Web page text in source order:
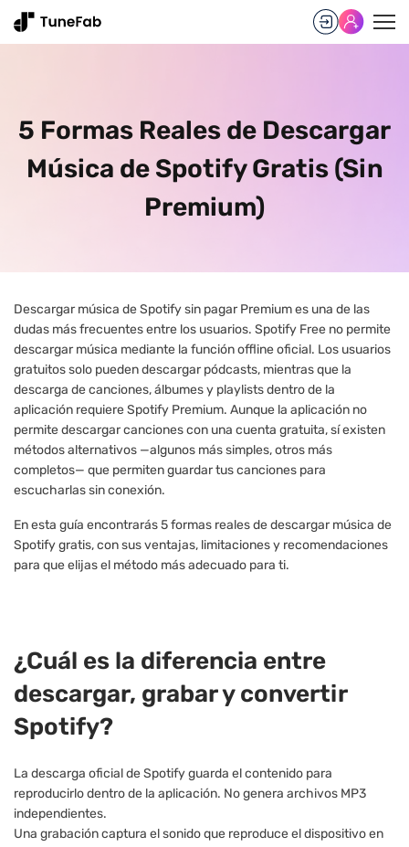
5 Formas Reales de Descargar
Música de Spotify Gratis (Sin
Premium)
Descargar música de Spotify sin pagar Premium es una de las
dudas más frecuentes entre los usuarios. Spotify Free no permite
descargar música mediante la función offline oficial. Los usuarios
gratuitos solo pueden descargar pódcasts, mientras que la
descarga de canciones, álbumes y playlists dentro de la
aplicación requiere Spotify Premium. Aunque la aplicación no
permite descargar canciones con una cuenta gratuita, sí existen
métodos alternativos —algunos más simples, otros más
completos— que permiten guardar tus canciones para
escucharlas sin conexión.
En esta guía encontrarás 5 formas reales de descargar música de
Spotify gratis, con sus ventajas, limitaciones y recomendaciones
para que elijas el método más adecuado para ti.
¿Cuál es la diferencia entre
descargar, grabar y convertir
Spotify?
La descarga oficial de Spotify guarda el contenido para
reproducirlo dentro de la aplicación. No genera archivos MP3
independientes.
Una grabación captura el sonido que reproduce el dispositivo en